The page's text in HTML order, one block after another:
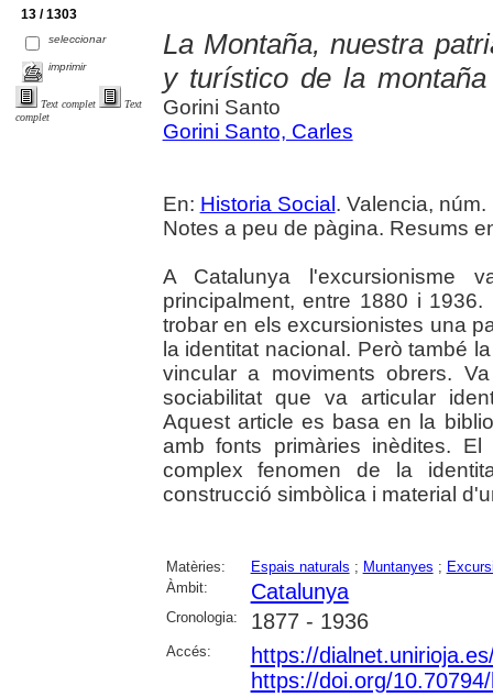
13 / 1303
seleccionar
imprimir
Text complet
Text
complet
La Montaña, nuestra
y turístico de la
Gorini Santo
Gorini Santo, Carles
En: Historia Social . Valencia,
Notes a peu de pàgina. Resums
A Catalunya l'excursionisme
principalment, entre 1880 i
trobar en els excursionistes una
la identitat nacional. Però també
vincular a moviments obrers.
sociabilitat que va articular
Aquest article es basa en la
amb fonts primàries inèdites.
complex fenomen de la
construcció simbòlica i material
Matèries: Espais naturals ; Muntanyes ;
Àmbit:
Catalunya
Cronologia: 1877 - 1936
Accés:
https://
https://doi.org/